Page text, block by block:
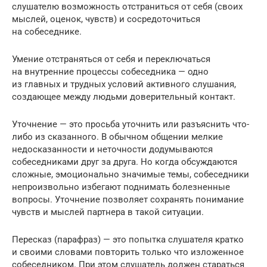
слушателю возможность отстраниться от себя (своих
мыслей, оценок, чувств) и сосредоточиться
на собеседнике.
Умение отстраняться от себя и переключаться
на внутренние процессы собеседника — одно
из главных и трудных условий активного слушания,
создающее между людьми доверительный контакт.
Уточнение — это просьба уточнить или разъяснить что-
либо из сказанного. В обычном общении мелкие
недосказанности и неточности додумываются
собеседниками друг за друга. Но когда обсуждаются
сложные, эмоционально значимые темы, собеседники
непроизвольно избегают поднимать болезненные
вопросы. Уточнение позволяет сохранять понимание
чувств и мыслей партнера в такой ситуации.
Пересказ (парафраз) — это попытка слушателя кратко
и своими словами повторить только что изложенное
собеседником. При этом слушатель должен стараться